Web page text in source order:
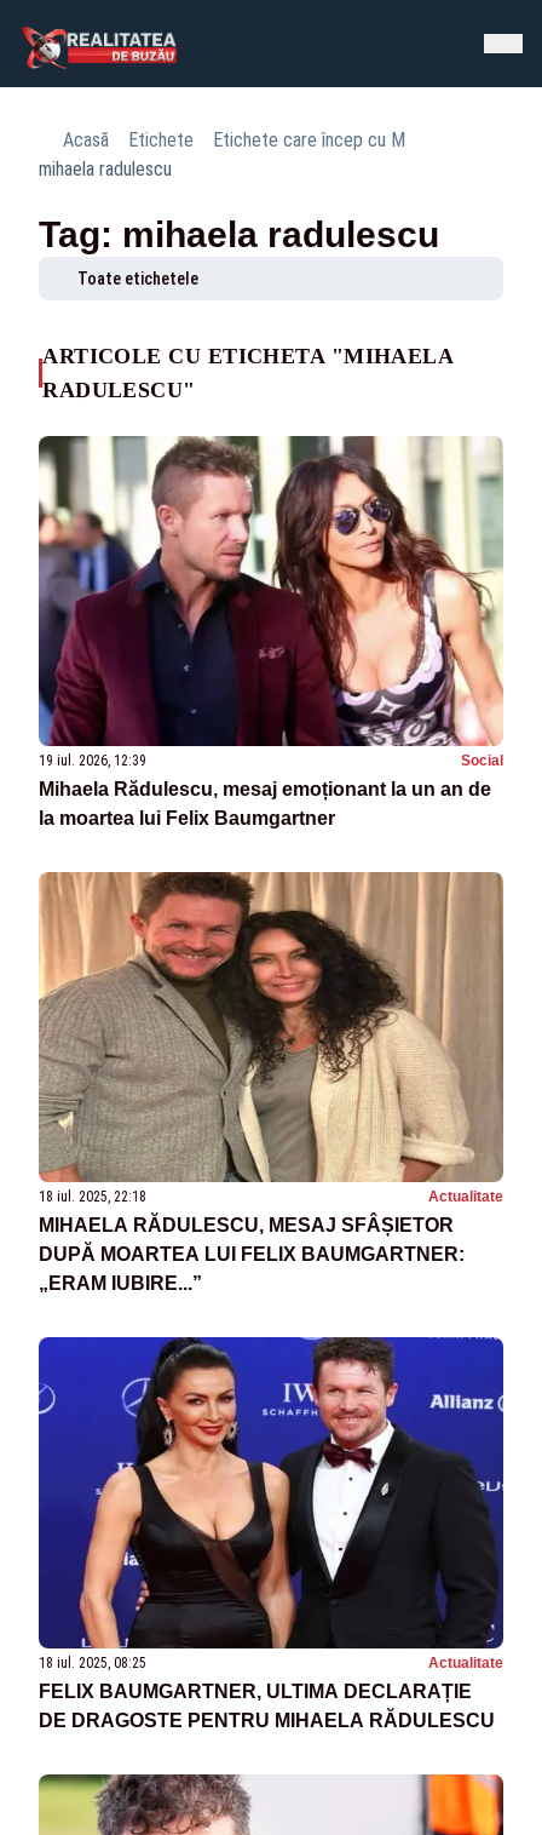
Acasă Etichete
Etichete care încep cu M
mihaela radulescu
Tag: mihaela radulescu
Toate etichetele
ARTICOLE CU ETICHETA "MIHAELA
RADULESCU"
19 iul. 2026, 12:39 Social
Mihaela Rădulescu, mesaj emoționant la un an de
la moartea lui Felix Baumgartner
18 iul. 2025, 22:18 Actualitate
MIHAELA RĂDULESCU, MESAJ SFÂȘIETOR
DUPĂ MOARTEA LUI FELIX BAUMGARTNER:
„ERAM IUBIRE...”
18 iul. 2025, 08:25 Actualitate
FELIX BAUMGARTNER, ULTIMA DECLARAȚIE
DE DRAGOSTE PENTRU MIHAELA RĂDULESCU